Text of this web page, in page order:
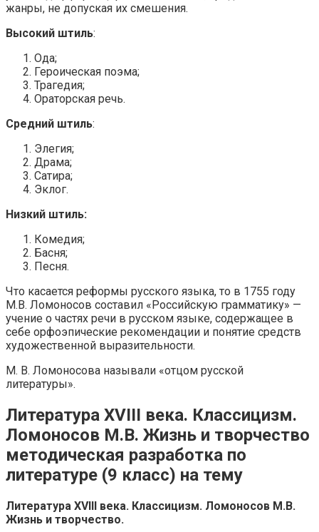
жанры, не допуская их смешения.
Высокий штиль:
Ода;
Героическая поэма;
Трагедия;
Ораторская речь.
Средний штиль:
Элегия;
Драма;
Сатира;
Эклог.
Низкий штиль:
Комедия;
Басня;
Песня.
Что касается реформы русского языка, то в 1755 году
М.В. Ломоносов составил «Российскую грамматику» —
учение о частях речи в русском языке, содержащее в
себе орфоэпические рекомендации и понятие средств
художественной выразительности.
М. В. Ломоносова называли «отцом русской
литературы».
Литература XVIII века. Классицизм.
Ломоносов М.В. Жизнь и творчество
методическая разработка по
литературе (9 класс) на тему
Литература XVIII
века. Классицизм. Ломоносов М.В.
Жизнь и творчество.